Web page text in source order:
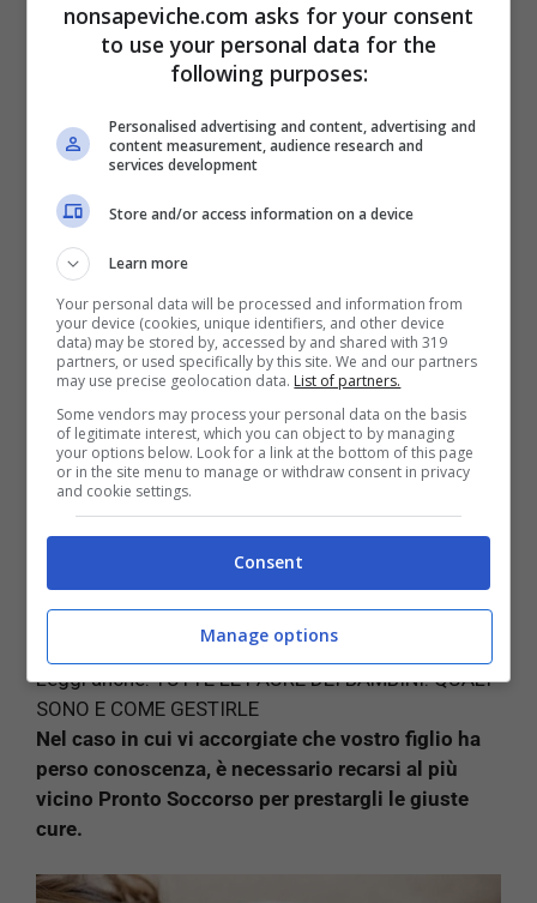
Oltre a ciò, può mostrare
parlando in modo strano. In altri casi ancora, il
bambino puòvomitare, soffrire di nauseacome
anche
perdere sangue dall’orecchio
Nei casi, più gravi si può assistere a delle vere e
proprie convulsioni che richiedono il tempestivo
intervento dei sanitari.
In genere, in seguito ad un brutto trauma cranico
bambino deve essere tenuto in osservazione per
almeno 24 ore pe evitare che manifesti dei
è importante lasciarlo dormire, ma andare a
controllare regolarmente se è cosciente e riesce a
rispondervi.
Leggi anche:TUTTE LE PAURE DEI BAMBINI: QUALI
SONO E COME GESTIRLE
Nel caso in cui vi accorgiate che vostro figlio ha
perso conoscenza, è necessario recarsi al più
vicino Pronto Soccorso per prestargli le giuste
cure.
nonsapeviche.com asks for your consent
to use your personal data for the
following purposes:
Personalised advertising and content, advertising and
content measurement, audience research and
services development
Store and/or access information on a device
Learn more
Your personal data will be processed and information from
your device (cookies, unique identifiers, and other device
data) may be stored by, accessed by and shared with 319
partners, or used specifically by this site. We and our partners
may use precise geolocation data. List of partners.
Some vendors may process your personal data on the basis
of legitimate interest, which you can object to by managing
your options below. Look for a link at the bottom of this page
or in the site menu to manage or withdraw consent in privacy
and cookie settings.
Consent
Manage options